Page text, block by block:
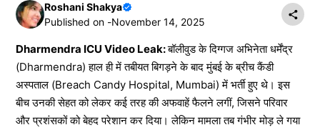
Roshani Shakya
Published on -November 14, 2025
Dharmendra ICU Video Leak:बॉलीवुड के दिग्गज अभिनेता धर्मेंद्र
(Dharmendra) हाल ही में तबीयत बिगड़ने के बाद मुंबई के ब्रीच कैंडी
अस्पताल (Breach Candy Hospital, Mumbai) में भर्ती हुए थे। इस
बीच उनकी सेहत को लेकर कई तरह की अफवाहें फैलने लगीं, जिसने परिवार
और प्रशंसकों को बेहद परेशान कर दिया। लेकिन मामला तब गंभीर मोड़ ले गया